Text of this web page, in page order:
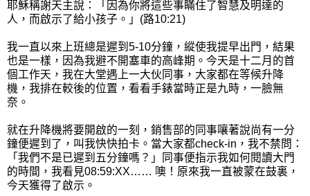
耶穌稱謝天主說：「因為你將這些事瞞住了智慧及明達的
人，而啟示了給小孩子。」(路10:21)
我一直以來上班總是遲到5-10分鐘，縱使我提早出門，結果
也是一樣，因為我避不開塞車的高峰期。今天是十二月的首
個工作天，我在大堂遇上一大伙同事，大家都在等候升降
機，我排在較後的位置，看看手錶當時正是九時，一臉無
奈。
就在升降機將要開啟的一刻，銷售部的同事嚷著說尚有一分
鐘便遲到了，叫我快快拍卡。當大家都check-in，我不禁問：
「我們不是已遲到五分鐘嗎？」同事便指示我如何閱讀大門
的時間，我看見08:59:XX…… 噢！原來我一直被蒙在鼓裏，
今天獲得了啟示。